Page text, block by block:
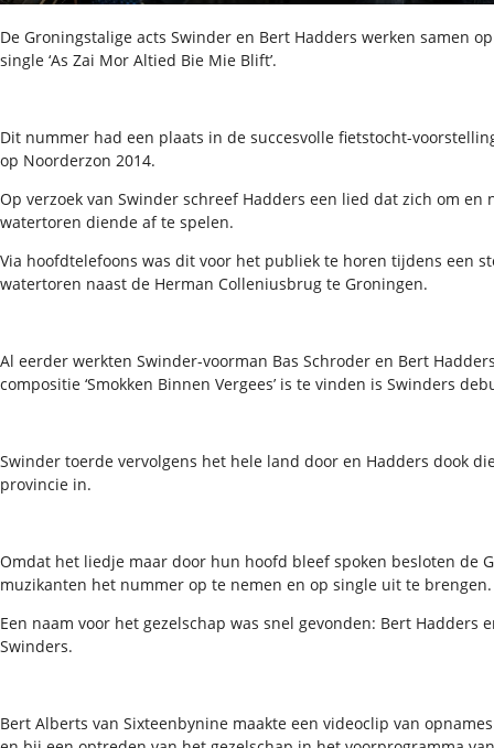
De Groningstalige acts Swinder en Bert Hadders werken samen
single ‘As Zai Mor Altied Bie Mie Blift’.
Dit nummer had een plaats in de succesvolle fietstocht-
op Noorderzon 2014.
Op verzoek van Swinder schreef Hadders een lied dat zich om en
watertoren diende af te spelen.
Via hoofdtelefoons was dit voor het publiek te horen tijdens een
watertoren naast de Herman Colleniusbrug te Groningen.
Al eerder werkten Swinder-voorman Bas Schroder en Bert
compositie ‘Smokken Binnen Vergees’ is te vinden is Swinders
Swinder toerde vervolgens het hele land door en Hadders dook
provincie in.
Omdat het liedje maar door hun hoofd bleef spoken besloten de
muzikanten het nummer op te nemen en op single uit te brengen.
Een naam voor het gezelschap was snel gevonden: Bert Hadders
Swinders.
Bert Alberts van Sixteenbynine maakte een videoclip van